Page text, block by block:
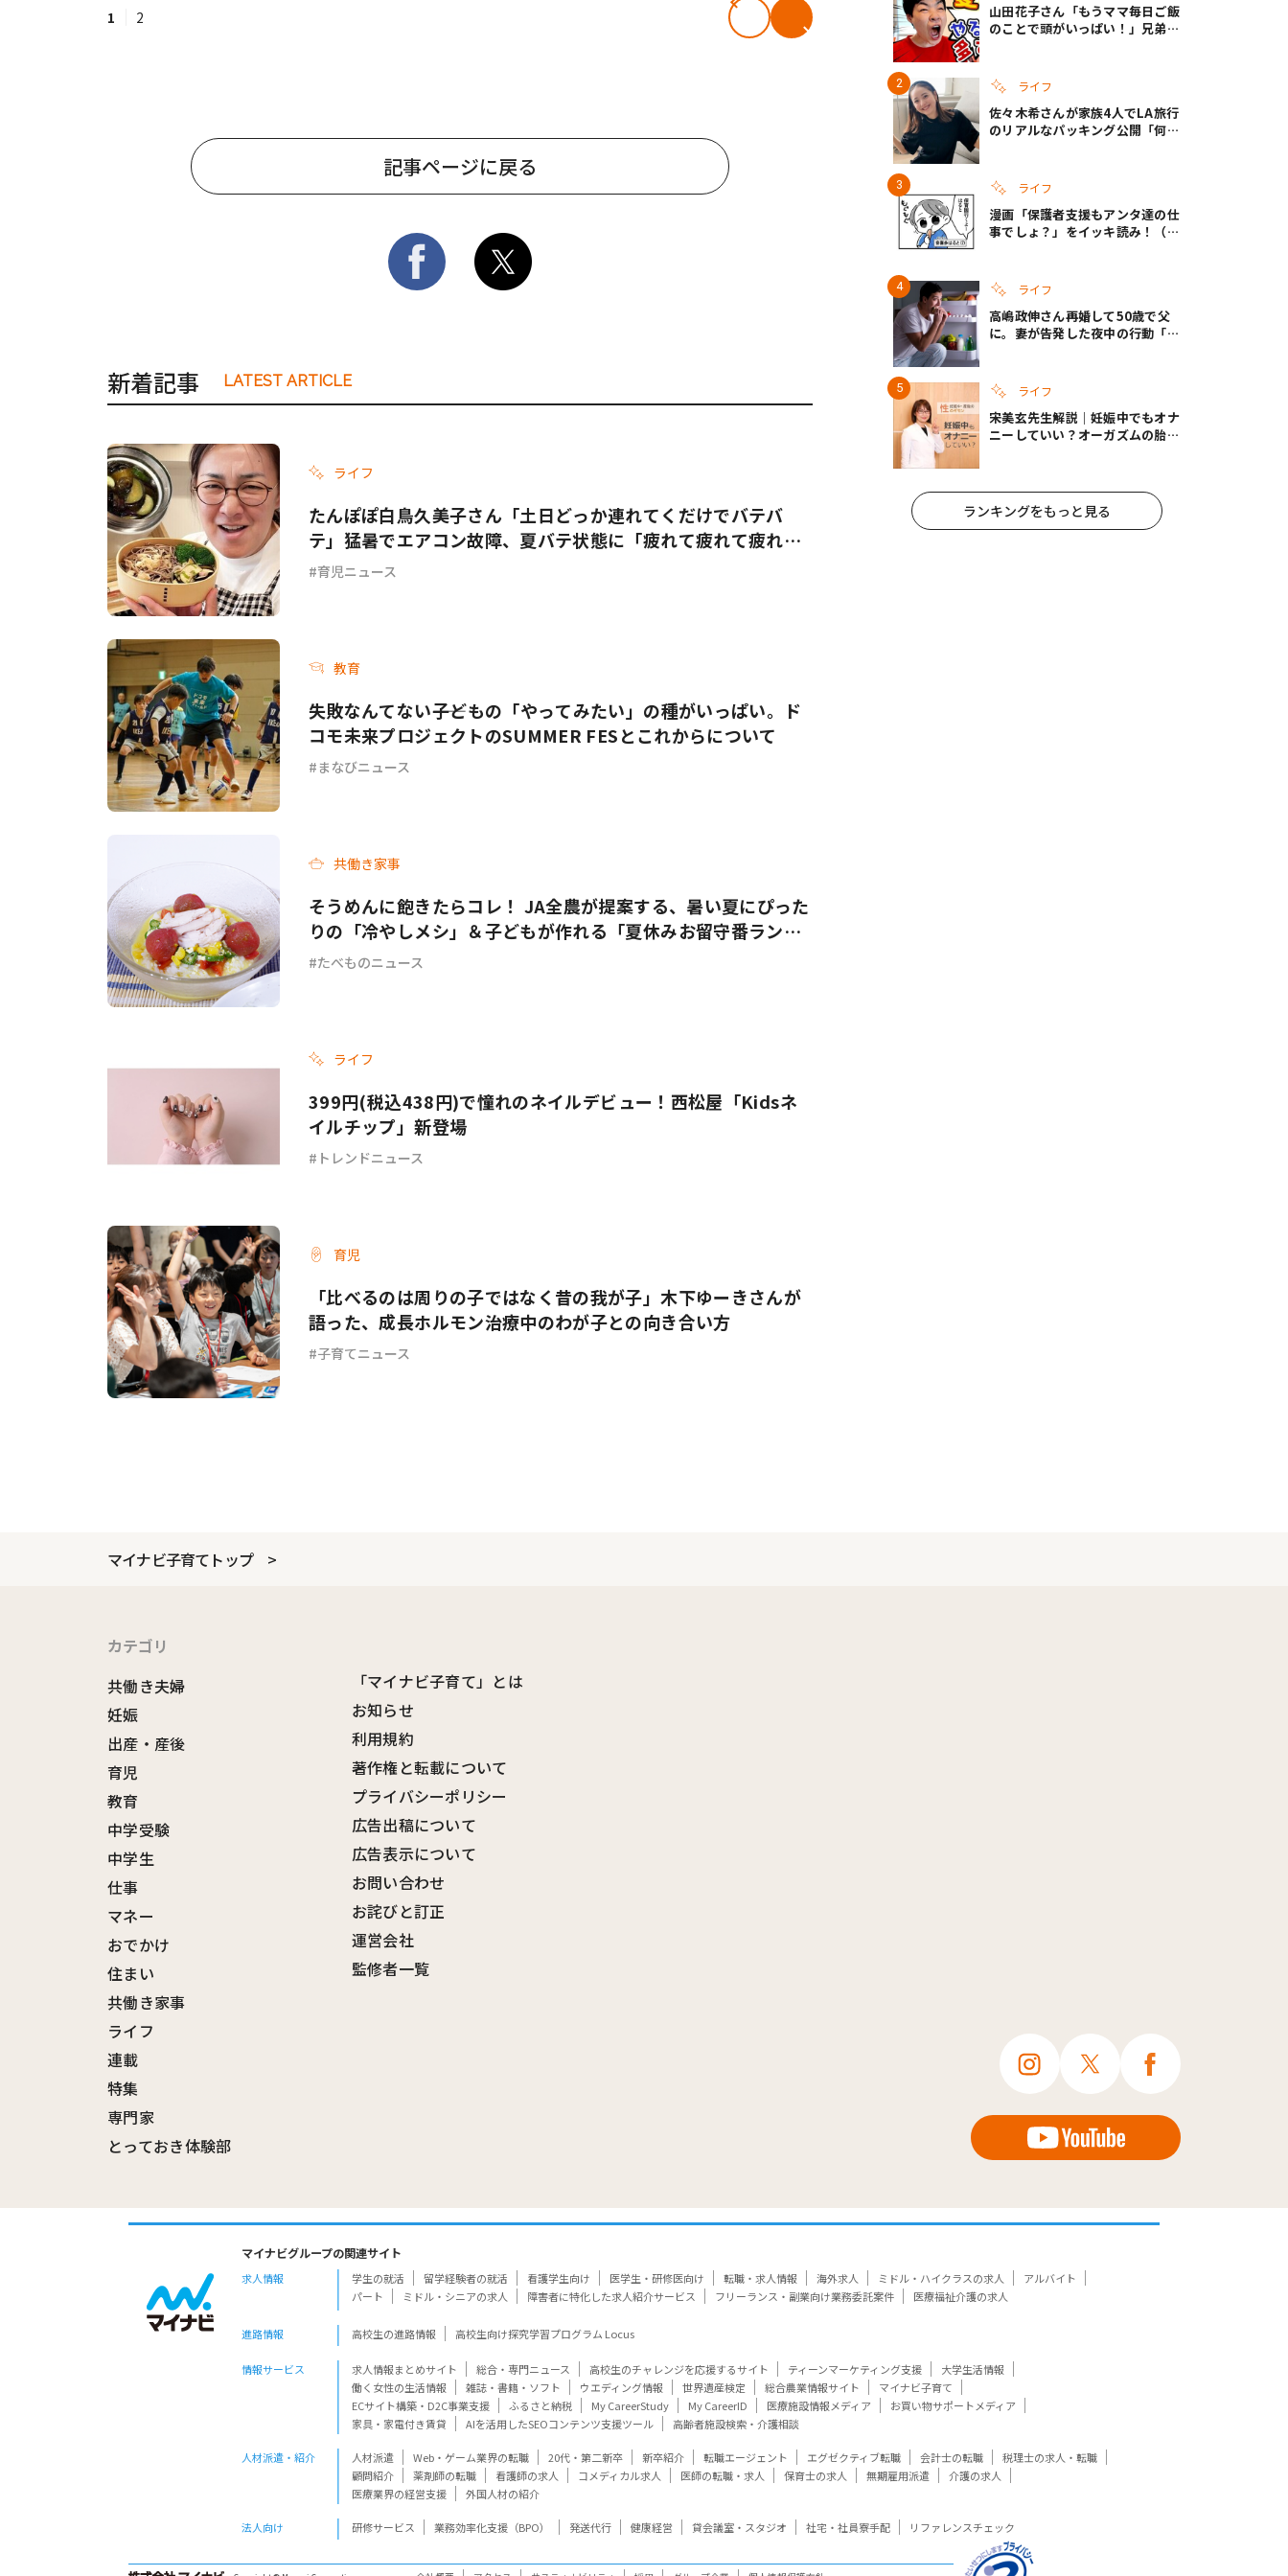
1 2
記事ページに戻る
新着記事 LATEST ARTICLE
ライフ
たんぽぽ白鳥久美子さん「土日どっか連れてくだけでバテバ
テ」猛暑でエアコン故障、夏バテ状態に「疲れて疲れて疲れ果
てて…」
育児ニュース
教育
失敗なんてない――子どもの「やってみたい」の種がいっぱい。ド
コモ未来プロジェクトのSUMMER FESとこれからについて
まなびニュース
共働き家事
そうめんに飽きたらコレ！ JA全農が提案する、暑い夏にぴった
りの「冷やしメシ」＆子どもが作れる「夏休みお留守番ラン
チ」各3選
たべものニュース
ライフ
399円(税込438円)で憧れのネイルデビュー！西松屋「Kidsネ
イルチップ」新登場
トレンドニュース
育児
「比べるのは周りの子ではなく昔の我が子」木下ゆーきさんが
語った、成長ホルモン治療中のわが子との向き合い方
子育てニュース
山田花子さん「もうママ毎日ご飯
のことで頭がいっぱい！」兄弟夏
ライフ
佐々木希さんが家族4人でLA旅行
のリアルなパッキング公開「何が
ライフ
漫画「保護者支援もアンタ達の仕
事でしょ？」をイッキ読み！（右
ライフ
高嶋政伸さん再婚して50歳で父
に。妻が告発した夜中の行動「こ
ライフ
宋美玄先生解説｜妊娠中でもオナ
ニーしていい？オーガズムの胎児
ランキングをもっと見る
マイナビ子育てトップ
カテゴリ
共働き夫婦
妊娠
出産・産後
育児
教育
中学受験
中学生
仕事
マネー
おでかけ
住まい
共働き家事
ライフ
連載
特集
専門家
とっておき体験部
「マイナビ子育て」とは
お知らせ
利用規約
著作権と転載について
プライバシーポリシー
広告出稿について
広告表示について
お問い合わせ
お詫びと訂正
運営会社
監修者一覧
マイナビグループの関連サイト
求人情報 学生の就活 留学経験者の就活 看護学生向け 医学生・研修医向け 転職・求人情報 海外求人 ミドル・ハイクラスの求人
アルバイト
パート
ミドル・シニアの求人 障害者に特化した求人紹介サービス フリーランス・副業向け業務委託案件 医療福祉介護の求人
進路情報 高校生の進路情報 高校生向け探究学習プログラム Locus
情報サービス 求人情報まとめサイト 総合・専門ニュース 高校生のチャレンジを応援するサイト ティーンマーケティング支援
大学生活情報
働く女性の生活情報
雑誌・書籍・ソフト ウエディング情報 世界遺産検定 総合農業情報サイト
マイナビ子育て
ECサイト構築・D2C事業支援
ふるさと納税 My CareerStudy My CareerID 医療施設情報メディア
お買い物サポートメディア
家具・家電付き賃貸
AIを活用したSEOコンテンツ支援ツール 高齢者施設検索・介護相談
人材派遣・紹介 人材派遣 Web・ゲーム業界の転職 20代・第二新卒 新卒紹介 転職エージェント エグゼクティブ転職 会計士の転職
税理士の求人・転職
顧問紹介
薬剤師の転職 看護師の求人 コメディカル求人 医師の転職・求人 保育士の求人 無期雇用派遣
介護の求人
医療業界の経営支援
外国人材の紹介
法人向け 研修サービス 業務効率化支援（BPO） 発送代行 健康経営 貸会議室・スタジオ 社宅・社員寮手配 リファレンスチェック